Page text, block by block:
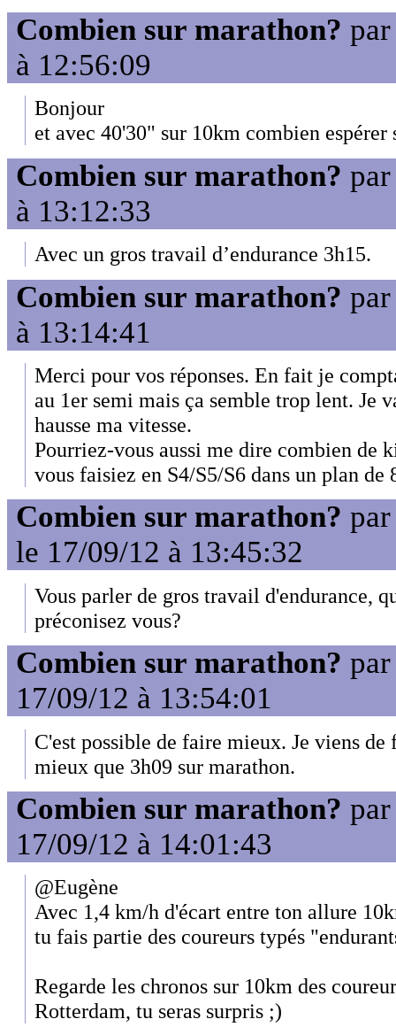
Combien sur marathon?
à 12:56:09
Bonjour
et avec 40'30" sur 10km combien
Combien sur marathon?
à 13:12:33
Avec un gros travail d’endurance 3h15.
Combien sur marathon?
à 13:14:41
Merci pour vos réponses. En fait je
au 1er semi mais ça semble trop lent. Je
hausse ma vitesse.
Pourriez-vous aussi me dire combien de
vous faisiez en S4/S5/S6 dans un plan de
Combien sur marathon?
le 17/09/12 à 13:45:32
Vous parler de gros travail d'endurance,
préconisez vous?
Combien sur marathon?
17/09/12 à 13:54:01
C'est possible de faire mieux. Je viens
mieux que 3h09 sur marathon.
Combien sur marathon?
17/09/12 à 14:01:43
@Eugène
Avec 1,4 km/h d'écart entre ton allure
tu fais partie des coureurs typés
Regarde les chronos sur 10km des
Rotterdam, tu seras surpris ;)